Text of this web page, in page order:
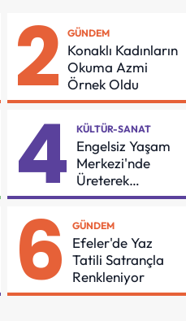
2 GÜNDEM
Konaklı Kadınların
Okuma Azmi
Örnek Oldu
4 KÜLTÜR-SANAT
Engelsiz Yaşam
Merkezi'nde
Üreterek
Güçleniyorlar
6 GÜNDEM
Efeler'de Yaz
Tatili Satrançla
Renkleniyor